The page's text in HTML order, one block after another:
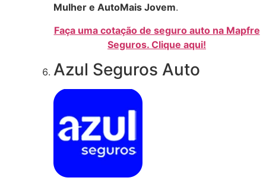
Mulher e AutoMais Jovem.
Faça uma cotação de seguro auto na Mapfre
Seguros. Clique aqui!
Azul Seguros Auto